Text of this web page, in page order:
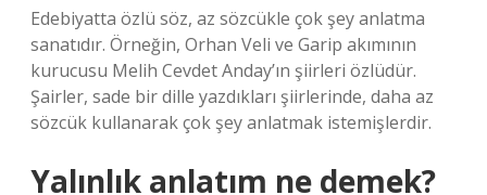
Edebiyatta özlü söz, az sözcükle çok şey anlatma
sanatıdır. Örneğin, Orhan Veli ve Garip akımının
kurucusu Melih Cevdet Anday’ın şiirleri özlüdür.
Şairler, sade bir dille yazdıkları şiirlerinde, daha az
sözcük kullanarak çok şey anlatmak istemişlerdir.
Yalınlık anlatım ne demek?